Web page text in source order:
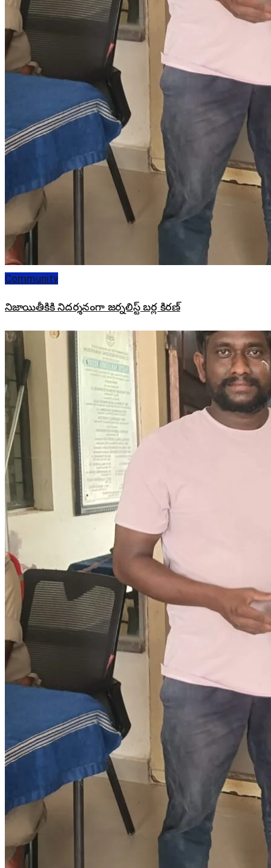
Community
నిజాయితీకికి నిదర్శనంగా జర్నలిస్ట్ బర్ల కిరణ్